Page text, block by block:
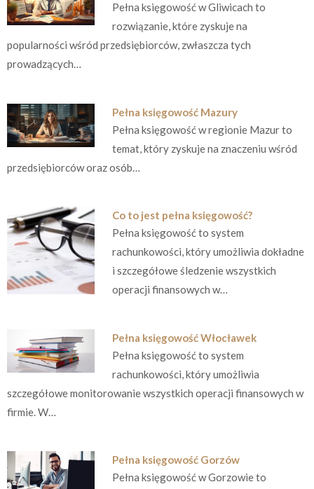
Pełna księgowość w Gliwicach to
rozwiązanie, które zyskuje na
popularności wśród przedsiębiorców, zwłaszcza tych
prowadzących…
Pełna księgowość Mazury
Pełna księgowość w regionie Mazur to
temat, który zyskuje na znaczeniu wśród
przedsiębiorców oraz osób…
Co to jest pełna księgowość?
Pełna księgowość to system
rachunkowości, który umożliwia dokładne
i szczegółowe śledzenie wszystkich
operacji finansowych w…
Pełna księgowość Włocławek
Pełna księgowość to system
rachunkowości, który umożliwia
szczegółowe monitorowanie wszystkich operacji finansowych w
firmie. W…
Pełna księgowość Gorzów
Pełna księgowość w Gorzowie to